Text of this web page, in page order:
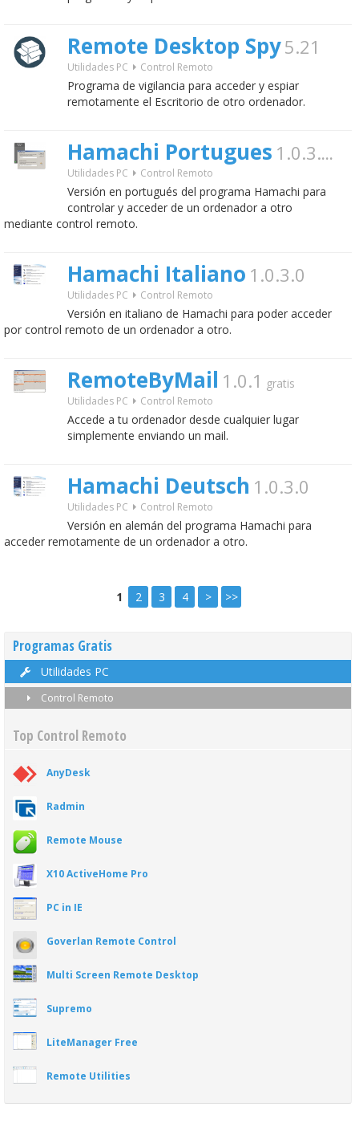
Remote Desktop Spy5.21
Utilidades PC Control Remoto
Programa de vigilancia para acceder y espiar
remotamente el Escritorio de otro ordenador.
Hamachi Portugues 1.0.3.0
Utilidades PC Control Remoto
Versión en portugués del programa Hamachi para
controlar y acceder de un ordenador a otro
mediante control remoto.
Hamachi Italiano 1.0.3.0
Utilidades PC Control Remoto
Versión en italiano de Hamachi para poder acceder
por control remoto de un ordenador a otro.
RemoteByMail 1.0.1 gratis
Utilidades PC Control Remoto
Accede a tu ordenador desde cualquier lugar
simplemente enviando un mail.
Hamachi Deutsch 1.0.3.0
Utilidades PC Control Remoto
Versión en alemán del programa Hamachi para
acceder remotamente de un ordenador a otro.
1 2 3 4 > >>
Programas Gratis
Utilidades PC
Control Remoto
Top Control Remoto
AnyDesk
Radmin
Remote Mouse
X10 ActiveHome Pro
PC in IE
Goverlan Remote Control
Multi Screen Remote Desktop
Supremo
LiteManager Free
Remote Utilities